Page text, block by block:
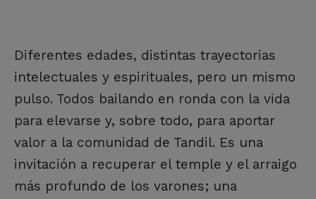
Diferentes edades, distintas trayectorias
intelectuales y espirituales, pero un mismo
pulso. Todos bailando en ronda con la vida
para elevarse y, sobre todo, para aportar
valor a la comunidad de Tandil. Es una
invitación a recuperar el temple y el arraigo
más profundo de los varones; una